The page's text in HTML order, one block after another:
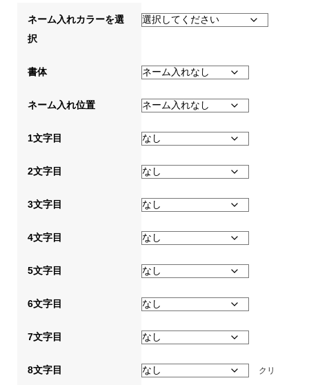
ネーム入れカラーを選
択
書体
ネーム入れ位置
1文字目
2文字目
3文字目
4文字目
5文字目
6文字目
7文字目
8文字目 クリ